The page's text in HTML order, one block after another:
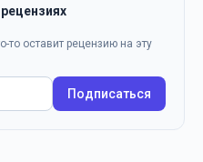
то оставит рецензию на эту
Подписаться